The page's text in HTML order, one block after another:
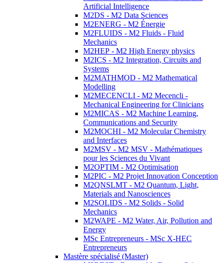
Artificial Intelligence
M2DS - M2 Data Sciences
M2ENERG - M2 Énergie
M2FLUIDS - M2 Fluids - Fluid
Mechanics
M2HEP - M2 High Energy physics
M2ICS - M2 Integration, Circuits and
Systems
M2MATHMOD - M2 Mathematical
Modelling
M2MECENCLI - M2 Mecencli -
Mechanical Engineering for Clinicians
M2MICAS - M2 Machine Learning,
Communications and Security
M2MOCHI - M2 Molecular Chemistry
and Interfaces
M2MSV - M2 MSV - Mathématiques
pour les Sciences du Vivant
M2OPTIM - M2 Optimisation
M2PIC - M2 Projet Innovation Conception
M2QNSLMT - M2 Quantum, Light,
Materials and Nanosciences
M2SOLIDS - M2 Solids - Solid
Mechanics
M2WAPE - M2 Water, Air, Pollution and
Energy
MSc Entrepreneurs - MSc X-HEC
Entrepreneurs
Mastère spécialisé (Master)